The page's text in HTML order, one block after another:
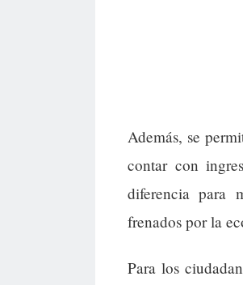
Además, se
contar con
diferencia para
frenados por la
Para los